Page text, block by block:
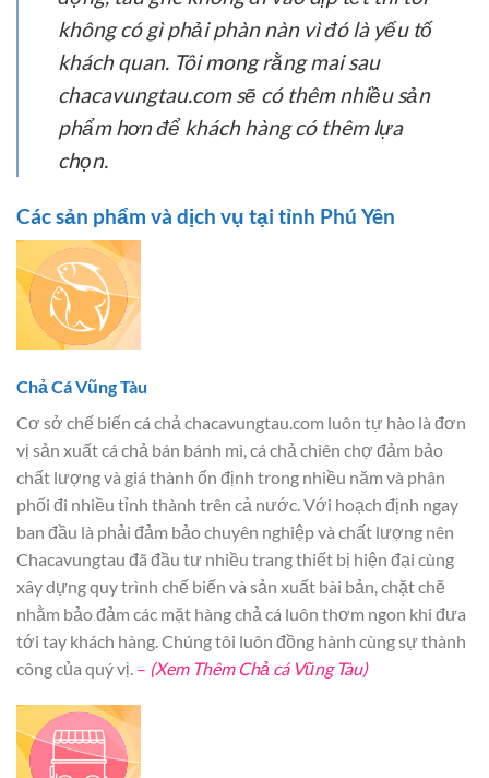
không có gì phải phàn nàn vì đó là yếu tố
khách quan. Tôi mong rằng mai sau
chacavungtau.com sẽ có thêm nhiều sản
phẩm hơn để khách hàng có thêm lựa
chọn.
Các sản phẩm và dịch vụ tại tỉnh Phú Yên
Chả Cá Vũng Tàu
Cơ sở chế biến cá chả chacavungtau.com luôn tự hào là đơn
vị sản xuất cá chả bán bánh mì, cá chả chiên chợ đảm bảo
chất lượng và giá thành ổn định trong nhiều năm và phân
phối đi nhiều tỉnh thành trên cả nước. Với hoạch định ngay
ban đầu là phải đảm bảo chuyên nghiệp và chất lượng nên
Chacavungtau đã đầu tư nhiều trang thiết bị hiện đại cùng
xây dựng quy trình chế biến và sản xuất bài bản, chặt chẽ
nhằm bảo đảm các mặt hàng chả cá luôn thơm ngon khi đưa
tới tay khách hàng. Chúng tôi luôn đồng hành cùng sự thành
công của quý vị. – (Xem Thêm Chả cá Vũng Tàu)